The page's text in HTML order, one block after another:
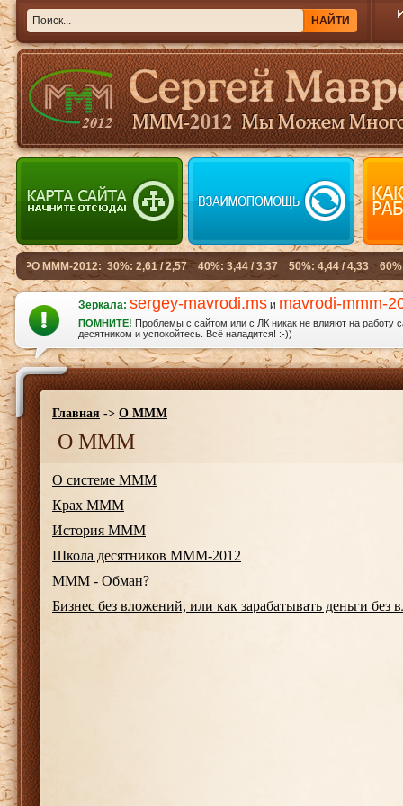
Зеркала: sergey-mavrodi.ms и mavrodi-mmm-
ПОМНИТЕ! Проблемы с сайтом или с ЛК никак не влияют на работу
десятником и успокойтесь. Всё наладится! :-))
Главная -> О МММ
О МММ
О системе МММ
Крах МММ
История МММ
Школа десятников МММ-2012
МММ - Обман?
Бизнес без вложений, или как зарабатывать деньги без